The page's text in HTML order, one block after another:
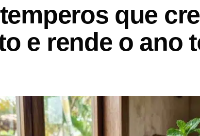
que
e rende o ano